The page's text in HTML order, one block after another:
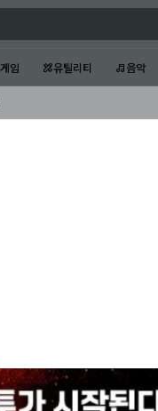
게임 유틸리티 음악